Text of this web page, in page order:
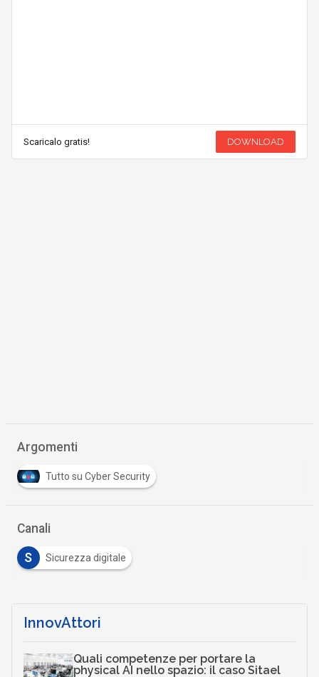
Scaricalo gratis! DOWNLOAD
Argomenti
Tutto su Cyber Security
Canali
S Sicurezza digitale
InnovAttori
Quali competenze per portare la
physical AI nello spazio: il caso Sitael